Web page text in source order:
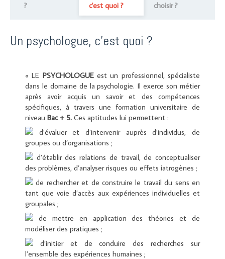
?
c'est quoi ?
choisir ?
Un psychologue, c'est quoi ?
« LE PSYCHOLOGUEest un professionnel, spécialiste
dans le domaine de la psychologie. Il exerce son métier
après avoir acquis un savoir et des compétences
spécifiques, à travers une formation universitaire de
niveau Bac + 5. Ces aptitudes lui permettent :
d’évaluer et d’intervenir auprès d’individus, de
groupes ou d’organisations ;
d’établir des relations de travail, de conceptualiser
des problèmes, d’analyser risques ou effets iatrogènes ;
de rechercher et de construire le travail du sens en
tant que voie d’accès aux expériences individuelles et
groupales ;
de mettre en application des théories et de
modéliser des pratiques ;
d’initier et de conduire des recherches sur
l’ensemble des expériences humaines ;